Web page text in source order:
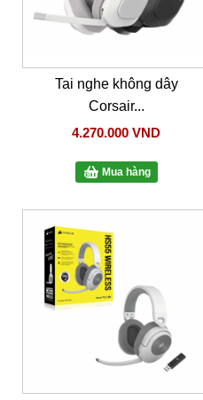
Tai nghe không dây
Corsair...
4.270.000 VND
Mua hàng